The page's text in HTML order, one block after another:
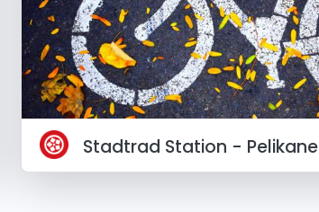
Stadtrad Station - Pelikane